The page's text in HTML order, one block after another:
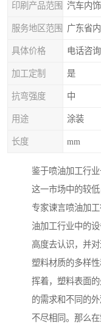
印刷产品范围 汽车内
服务地区范围 广东省内
具体价格 电话咨
加工定制 是
抗弯强度 中
用途 涂装
长度 mm
鉴于喷油加工行
这一市场中的较
专家谏言喷油加
油加工行业中的
高度去认识，并
塑料材质的多样
挥着，塑料表面
的需求和不同的
不尽相同。那么